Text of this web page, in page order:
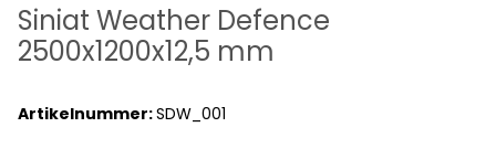
Siniat Weather Defence
2500x1200x12,5 mm
Artikelnummer:SDW_001